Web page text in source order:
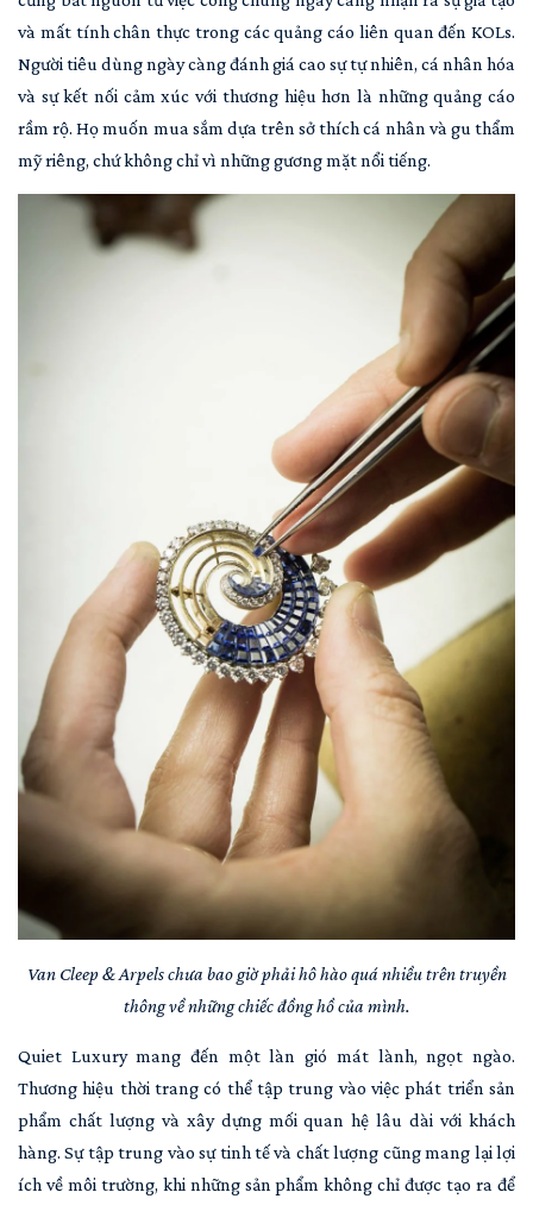
và mất tính chân thực trong các quảng cáo liên quan đến KOLs.
Người tiêu dùng ngày càng đánh giá cao sự tự nhiên, cá nhân hóa
và sự kết nối cảm xúc với thương hiệu hơn là những quảng cáo
rầm rộ. Họ muốn mua sắm dựa trên sở thích cá nhân và gu thẩm
mỹ riêng, chứ không chỉ vì những gương mặt nổi tiếng.
Van Cleep & Arpels chưa bao giờ phải hô hào quá nhiều trên truyền
thông về những chiếc đồng hồ của mình.
Quiet Luxury mang đến một làn gió mát lành, ngọt ngào.
Thương hiệu thời trang có thể tập trung vào việc phát triển sản
phẩm chất lượng và xây dựng mối quan hệ lâu dài với khách
hàng. Sự tập trung vào sự tinh tế và chất lượng cũng mang lại lợi
ích về môi trường, khi những sản phẩm không chỉ được tạo ra để